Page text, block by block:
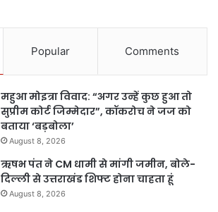
Popular Comments
महुआ मोइत्रा विवाद: “अगर उन्हें कुछ हुआ तो
सुप्रीम कोर्ट जिम्मेदार”, कॉकरोच ने जज को
बताया ‘बड़बोला’
August 8, 2026
ऋषभ पंत ने CM धामी से मांगी जमीन, बोले-
दिल्ली से उत्तराखंड शिफ्ट होना चाहता हूं
August 8, 2026